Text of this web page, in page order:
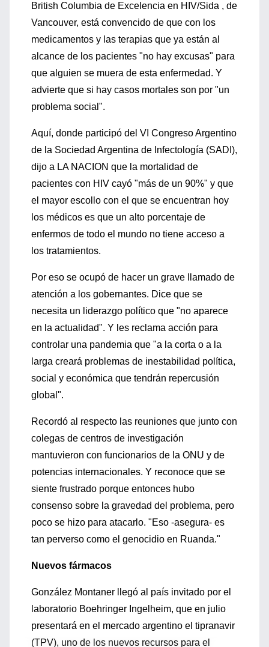
British Columbia de Excelencia en HIV/Sida , de
Vancouver, está convencido de que con los
medicamentos y las terapias que ya están al
alcance de los pacientes "no hay excusas" para
que alguien se muera de esta enfermedad. Y
advierte que si hay casos mortales son por "un
problema social".
Aquí, donde participó del VI Congreso Argentino
de la Sociedad Argentina de Infectología (SADI),
dijo a LA NACION que la mortalidad de
pacientes con HIV cayó "más de un 90%" y que
el mayor escollo con el que se encuentran hoy
los médicos es que un alto porcentaje de
enfermos de todo el mundo no tiene acceso a
los tratamientos.
Por eso se ocupó de hacer un grave llamado de
atención a los gobernantes. Dice que se
necesita un liderazgo político que "no aparece
en la actualidad". Y les reclama acción para
controlar una pandemia que "a la corta o a la
larga creará problemas de inestabilidad política,
social y económica que tendrán repercusión
global".
Recordó al respecto las reuniones que junto con
colegas de centros de investigación
mantuvieron con funcionarios de la ONU y de
potencias internacionales. Y reconoce que se
siente frustrado porque entonces hubo
consenso sobre la gravedad del problema, pero
poco se hizo para atacarlo. "Eso -asegura- es
tan perverso como el genocidio en Ruanda."
Nuevos fármacos
González Montaner llegó al país invitado por el
laboratorio Boehringer Ingelheim, que en julio
presentará en el mercado argentino el tipranavir
(TPV), uno de los nuevos recursos para el